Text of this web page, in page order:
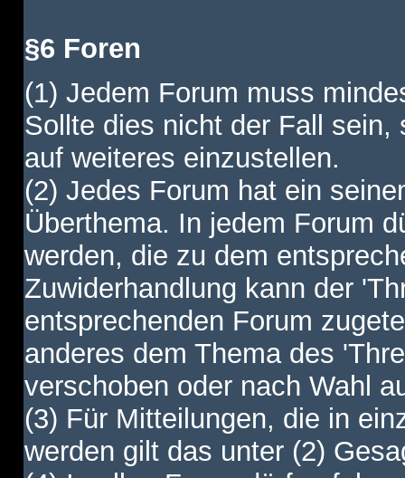
§6 Foren
(1) Jedem Forum muss
Sollte dies nicht der Fall
auf weiteres einzustellen.
(2) Jedes Forum hat ein
Überthema. In jedem Forum
werden, die zu dem
Zuwiderhandlung kann der
entsprechenden Forum
anderes dem Thema des
verschoben oder nach Wahl
(3) Für Mitteilungen, die in
werden gilt das unter (2)